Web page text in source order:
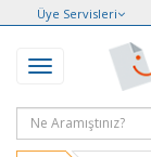
Üye Servisleri